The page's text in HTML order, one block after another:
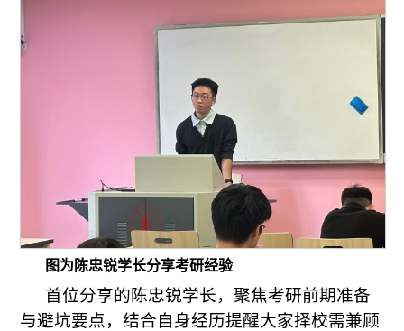
图为陈忠锐学长分享考研经验
首位分享的陈忠锐学长，聚焦考研前期准备
与避坑要点，结合自身经历提醒大家择校需兼顾